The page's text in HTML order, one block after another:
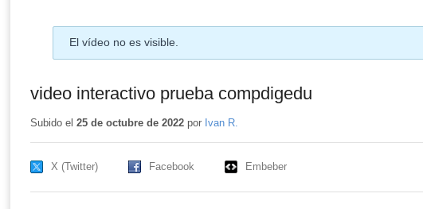
El vídeo no es visible.
video interactivo prueba compdigedu
Subido el 25 de octubre de 2022por Ivan R.
X (Twitter) Facebook Embeber